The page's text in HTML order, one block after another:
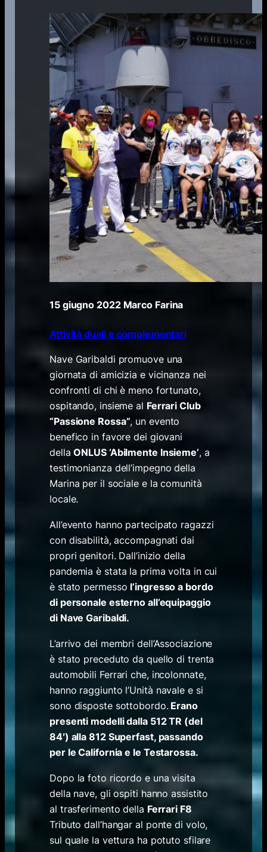
15 giugno 2022 Marco Farina
Attività duali e complementari
Nave Garibaldi promuove una
giornata di amicizia e vicinanza nei
confronti di chi è meno fortunato,
ospitando, insieme al Ferrari Club
“Passione Rossa”, un evento
benefico in favore dei giovani
della ONLUS ‘Abilmente Insieme’, a
testimonianza dell’impegno della
Marina per il sociale e la comunità
locale.
All’evento hanno partecipato ragazzi
con disabilità, accompagnati dai
propri genitori. Dall’inizio della
pandemia è stata la prima volta in cui
è stato permesso l’ingresso a bordo
di personale esterno all’equipaggio
di Nave Garibaldi.
L’arrivo dei membri dell’Associazione
è stato preceduto da quello di trenta
automobili Ferrari che, incolonnate,
hanno raggiunto l’Unità navale e si
sono disposte sottobordo. Erano
presenti modelli dalla 512 TR (del
84′) alla 812 Superfast, passando
per le California e le Testarossa.
Dopo la foto ricordo e una visita
della nave, gli ospiti hanno assistito
al trasferimento della Ferrari F8
Tributo dall’hangar al ponte di volo,
sul quale la vettura ha potuto sfilare